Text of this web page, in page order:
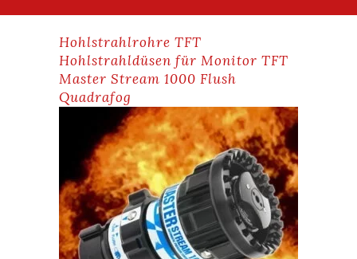
Hohlstrahlrohre TFT
Hohlstrahldüsen für Monitor TFT
Master Stream 1000 Flush
Quadrafog